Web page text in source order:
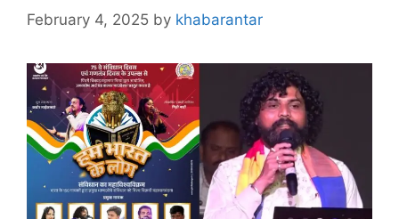
February 4, 2025 by khabarantar